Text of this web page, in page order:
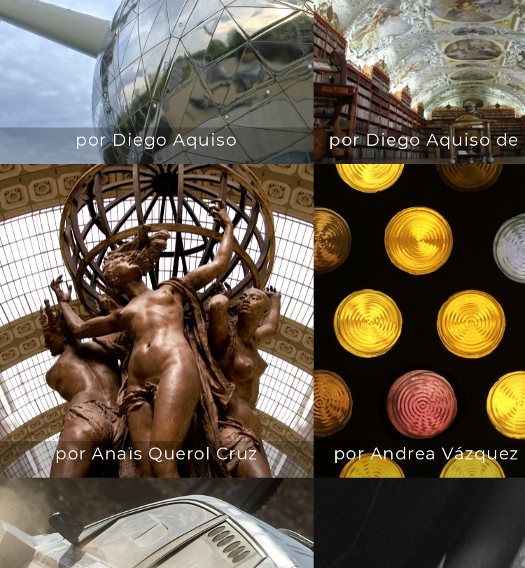
por Diego Aquiso por Diego Aquiso de
por Anaïs Querol Cruz por Andrea Vázquez